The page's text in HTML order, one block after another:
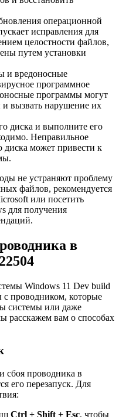
операционной
исправления для
целостности файлов,
путем установки
и вредоносные
программное
программы могут
вызвать нарушение их
диска и выполните его
Неправильное
диска может привести к
не устраняют проблему
файлов, рекомендуется
или посетить
для получения
в
Windows 11 Dev build
с проводником, которые
системы или даже
расскажем вам о способах
проводника в
его перезапуск. Для
Ctrl + Shift + Esc, чтобы